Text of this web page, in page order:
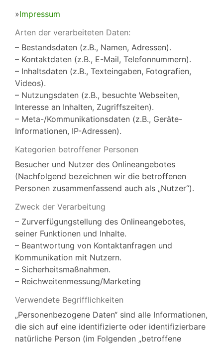
»Impressum
Arten der verarbeiteten Daten:
– Bestandsdaten (z.B., Namen, Adressen).
– Kontaktdaten (z.B., E-Mail, Telefonnummern).
– Inhaltsdaten (z.B., Texteingaben, Fotografien,
Videos).
– Nutzungsdaten (z.B., besuchte Webseiten,
Interesse an Inhalten, Zugriffszeiten).
– Meta-/Kommunikationsdaten (z.B., Geräte-
Informationen, IP-Adressen).
Kategorien betroffener Personen
Besucher und Nutzer des Onlineangebotes
(Nachfolgend bezeichnen wir die betroffenen
Personen zusammenfassend auch als „Nutzer“).
Zweck der Verarbeitung
– Zurverfügungstellung des Onlineangebotes,
seiner Funktionen und Inhalte.
– Beantwortung von Kontaktanfragen und
Kommunikation mit Nutzern.
– Sicherheitsmaßnahmen.
– Reichweitenmessung/Marketing
Verwendete Begrifflichkeiten
„Personenbezogene Daten“ sind alle Informationen,
die sich auf eine identifizierte oder identifizierbare
natürliche Person (im Folgenden „betroffene